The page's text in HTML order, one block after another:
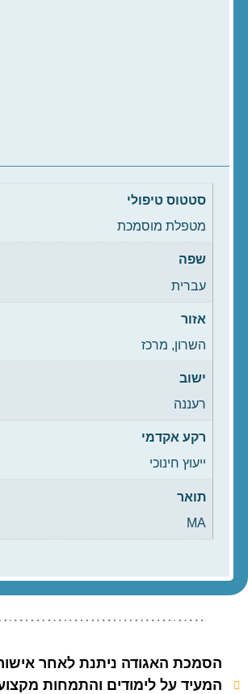
סטטוס טיפולי
מטפלת מוסמכת
שפה
עברית
אזור
השרון, מרכז
ישוב
רעננה
רקע אקדמי
ייעוץ חינוכי
תואר
MA
הסמכת האגודה ניתנת לאחר
המעיד על לימודים והתמחות